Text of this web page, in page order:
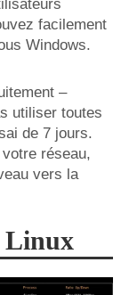
facilement
Windows.
–
utiliser toutes
de 7 jours.
réseau,
vers la
Linux